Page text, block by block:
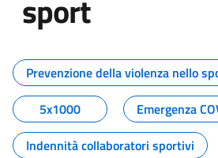
sport
Tutti i contenuti
Prevenzione della violenza nello
5x1000
Emergenza
Indennità collaboratori sportivi